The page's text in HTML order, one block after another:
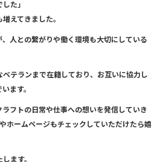
た」
えてきました。
人との繋がりや働く環境も大切にしている
テランまで在籍しており、お互いに協力し
ます。
フトの日常や仕事への想いを発信していき
ームページもチェックしていただけたら嬉
ます。